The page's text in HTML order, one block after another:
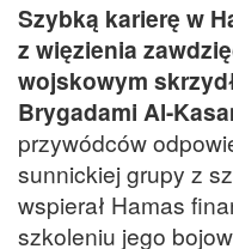
Szybką karierę w
z więzienia
wojskowym
Brygadami Al-
przywódców
sunnickiej grupy z
wspierał Hamas
szkoleniu jego